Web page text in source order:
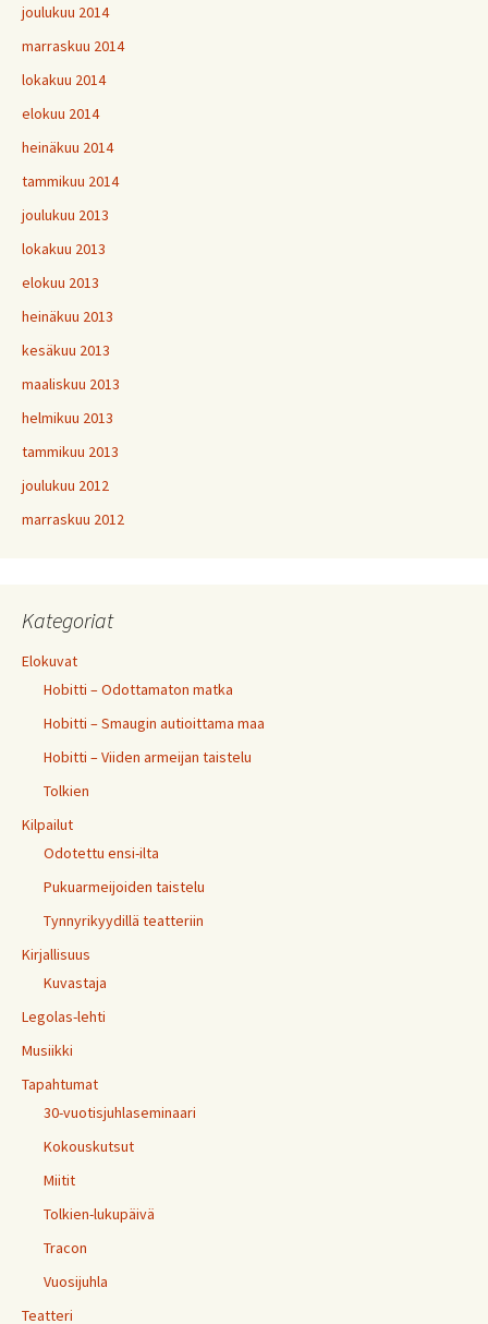
joulukuu 2014
marraskuu 2014
lokakuu 2014
elokuu 2014
heinäkuu 2014
tammikuu 2014
joulukuu 2013
lokakuu 2013
elokuu 2013
heinäkuu 2013
kesäkuu 2013
maaliskuu 2013
helmikuu 2013
tammikuu 2013
joulukuu 2012
marraskuu 2012
Kategoriat
Elokuvat
Hobitti – Odottamaton matka
Hobitti – Smaugin autioittama maa
Hobitti – Viiden armeijan taistelu
Tolkien
Kilpailut
Odotettu ensi-ilta
Pukuarmeijoiden taistelu
Tynnyrikyydillä teatteriin
Kirjallisuus
Kuvastaja
Legolas-lehti
Musiikki
Tapahtumat
30-vuotisjuhlaseminaari
Kokouskutsut
Miitit
Tolkien-lukupäivä
Tracon
Vuosijuhla
Teatteri